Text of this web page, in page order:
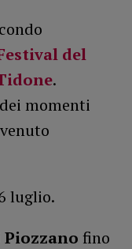
del
.
momenti
luglio.
Piozzano fino